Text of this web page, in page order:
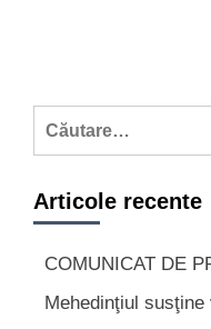
Articole recente
COMUNICAT DE
Mehedinţiul